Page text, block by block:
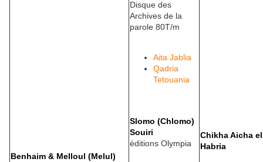
Benhaim & Melloul (Melul)
Disque des
Archives de la
parole 80T/m
Aita Jablia
Qadria
Tetouania
Slomo (Chlomo)
Souiri
éditions Olympia
Chikha Aicha el
Habria